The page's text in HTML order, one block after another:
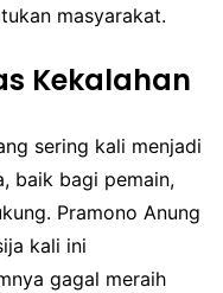
masyarakat.
Kekalahan
sering kali menjadi
baik bagi pemain,
Pramono Anung
kali ini
gagal meraih